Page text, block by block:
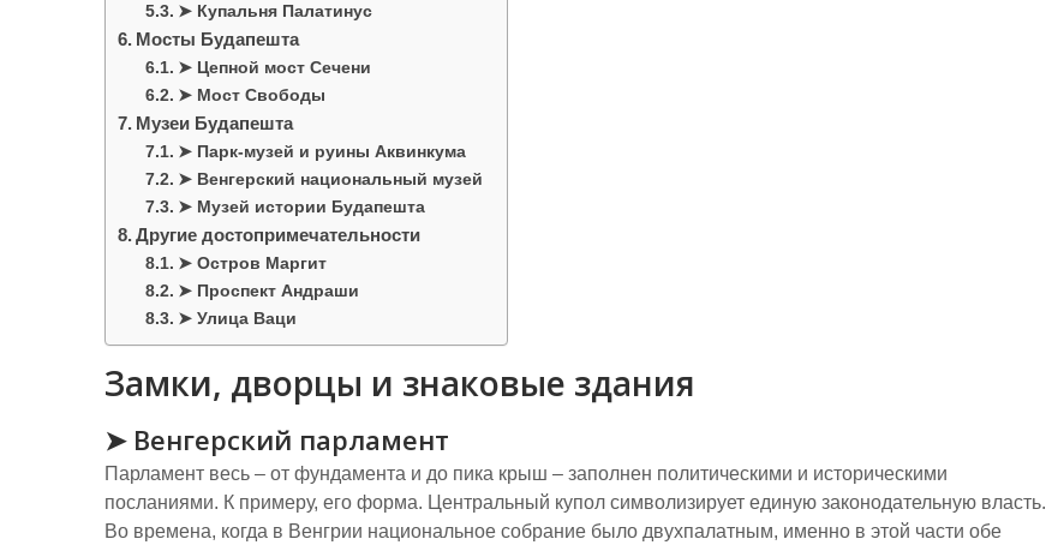
➤ Купальня Палатинус
Мосты Будапешта
➤ Цепной мост Сечени
➤ Мост Свободы
Музеи Будапешта
➤ Парк-музей и руины Аквинкума
➤ Венгерский национальный музей
➤ Музей истории Будапешта
Другие достопримечательности
➤ Остров Маргит
➤ Проспект Андраши
➤ Улица Ваци
Замки, дворцы и знаковые здания
➤ Венгерский парламент
Парламент весь – от фундамента и до пика крыш – заполнен политическими и историческими
посланиями. К примеру, его форма. Центральный купол символизирует единую законодательную власть.
Во времена, когда в Венгрии национальное собрание было двухпалатным, именно в этой части обе